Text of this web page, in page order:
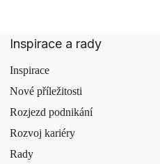
Inspirace a rady
Inspirace
Nové příležitosti
Rozjezd podnikání
Rozvoj kariéry
Rady